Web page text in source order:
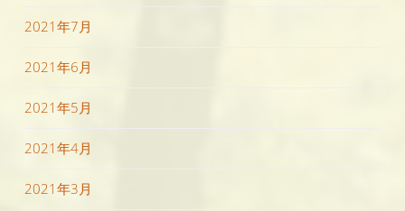
2021年7月
2021年6月
2021年5月
2021年4月
2021年3月